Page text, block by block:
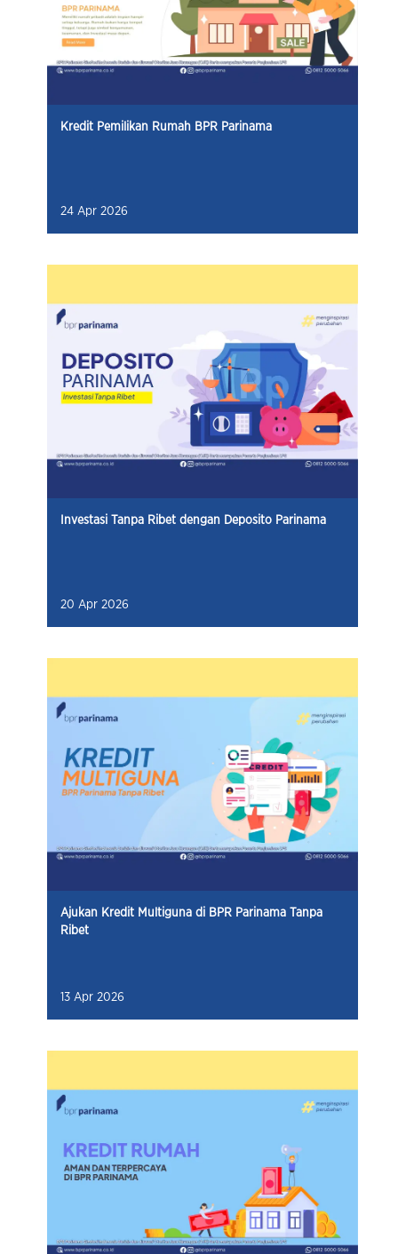
Kredit Pemilikan Rumah BPR Parinama
24 Apr 2026
Investasi Tanpa Ribet dengan Deposito Parinama
20 Apr 2026
Ajukan Kredit Multiguna di BPR Parinama Tanpa
Ribet
13 Apr 2026